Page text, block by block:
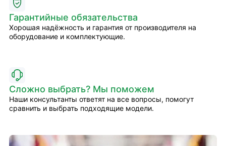
Гарантийные обязательства
Хорошая надёжность и гарантия от производителя на
оборудование и комплектующие.
Сложно выбрать? Мы поможем
Наши консультанты ответят на все вопросы, помогут
сравнить и выбрать подходящие модели.